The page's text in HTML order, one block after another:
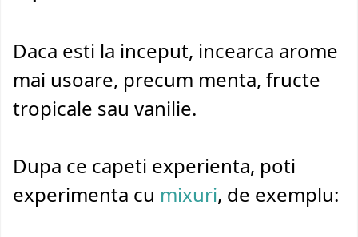
Daca esti la inceput, incearca arome
mai usoare, precum menta, fructe
tropicale sau vanilie.
Dupa ce capeti experienta, poti
experimenta cu mixuri, de exemplu: